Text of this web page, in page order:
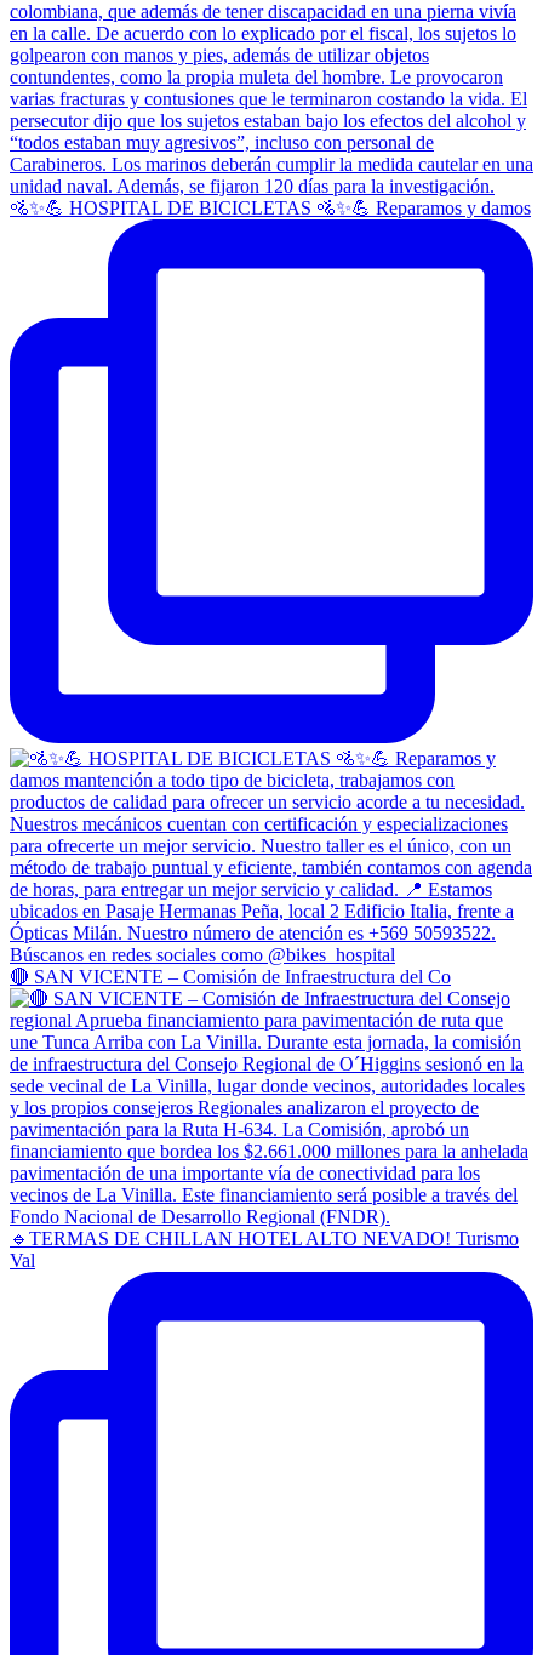
🚵✨💪 HOSPITAL DE BICICLETAS 🚵✨💪 Reparamos y damos
🔴 SAN VICENTE – Comisión de Infraestructura del Co
🔹TERMAS DE CHILLAN HOTEL ALTO NEVADO! Turismo
Val